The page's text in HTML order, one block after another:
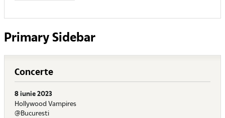
Primary Sidebar
Concerte
8 iunie 2023
Hollywood Vampires
@Bucuresti